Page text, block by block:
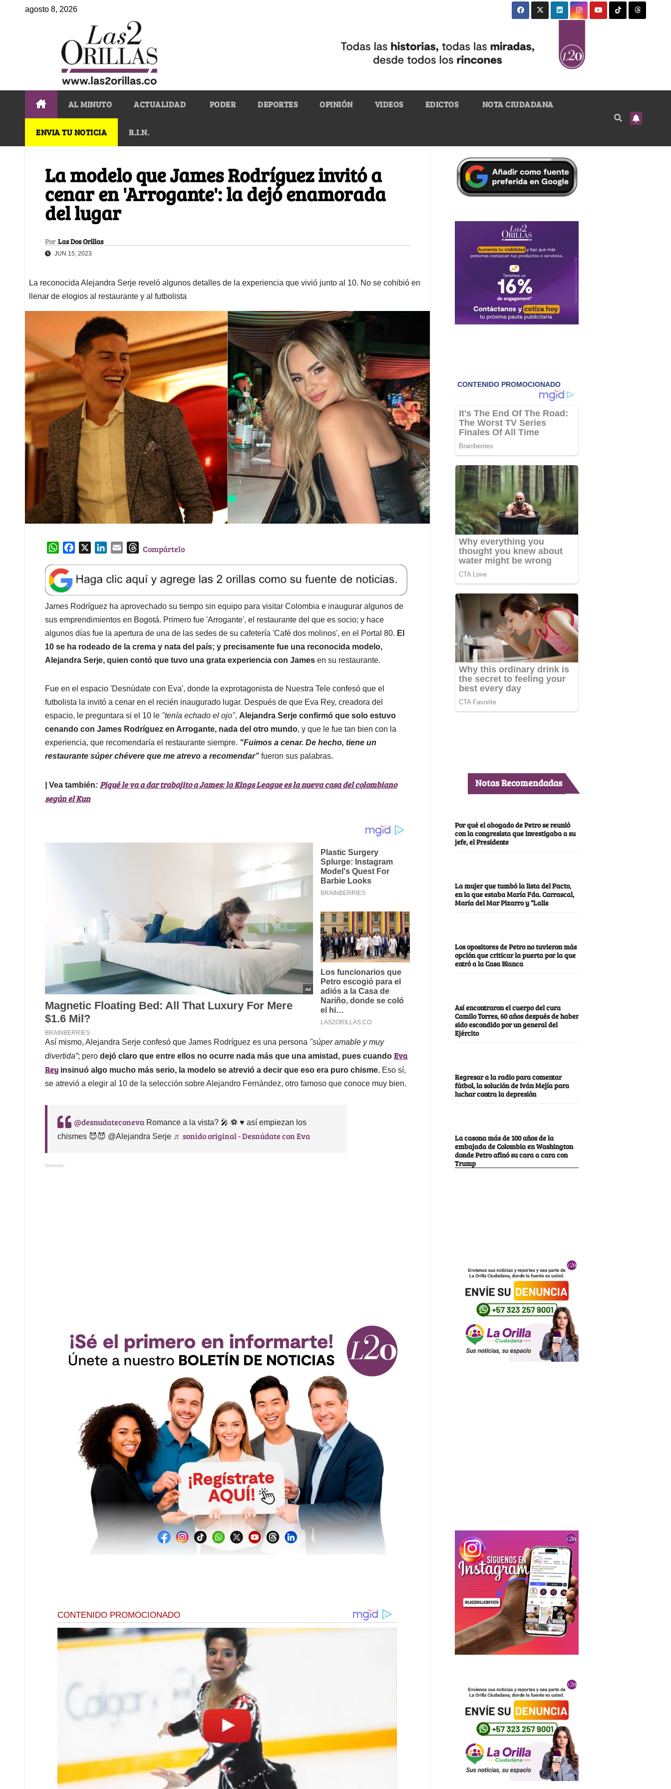
agosto 8, 2026
AL MINUTO ACTUALIDAD PODER DEPORTES OPINIÓN VIDEOS EDICTOS NOTA CIUDADANA
ENVIA TU NOTICIA R.I.N.
La modelo que James Rodríguez invitó a
cenar en 'Arrogante': la dejó enamorada
del lugar
Por Las Dos Orillas
JUN 15, 2023
La reconocida Alejandra Serje reveló algunos detalles de la experiencia que vivió junto al 10. No se cohibió en
llenar de elogios al restaurante y al futbolista
W
a
t
s
A
p
p
e
b
o
o
k
k
e
d
I
n
l
T
e
a
d
s
Compártelo
James Rodríguez ha aprovechado su tiempo sin equipo para visitar Colombia e inaugurar algunos de
sus emprendimientos en Bogotá. Primero fue 'Arrogante', el restaurante del que es socio; y hace
algunos días fue la apertura de una de las sedes de su cafetería 'Café dos molinos', en el Portal 80. El
10 se ha rodeado de la crema y nata del país; y precisamente fue una reconocida modelo,
Alejandra Serje, quien contó que tuvo una grata experiencia con James en su restaurante.
Fue en el espacio 'Desnúdate con Eva', donde la exprotagonista de Nuestra Tele confesó que el
futbolista la invitó a cenar en el recién inaugurado lugar. Después de que Eva Rey, creadora del
espacio, le preguntara si el 10 le "tenía echado el ojo", Alejandra Serje confirmó que solo estuvo
cenando con James Rodríguez en Arrogante, nada del otro mundo, y que le fue tan bien con la
experiencia, que recomendaría el restaurante siempre. "Fuimos a cenar. De hecho, tiene un
restaurante súper chévere que me atrevo a recomendar” fueron sus palabras.
Vea también: Piqué le va a dar trabajito a James: la Kings League es la nueva casa del colombiano
según el Kun
Así mismo, Alejandra Serje confesó que James Rodríguez es una persona "súper amable y muy
divertida”; pero dejó claro que entre ellos no ocurre nada más que una amistad, pues cuando Eva
Rey insinuó algo mucho más serio, la modelo se atrevió a decir que eso era puro chisme. Eso sí,
se atrevió a elegir al 10 de la selección sobre Alejandro Fernández, otro famoso que conoce muy bien.
@desnudateconeva Romance a la vista? 🎤 ⚽️ ♥️ así empiezan los
chismes 😈😈 @Alejandra Serje ♬ sonido original - Desnúdate con Eva
Anuncios.
Notas Recomendadas
Por qué el abogado de Petro se reunió
con la congresista que investigaba a su
jefe, el Presidente
La mujer que tumbó la lista del Pacto,
en la que estaba María Fda. Carrascal,
María del Mar Pizarro y “Lalis
Los opositores de Petro no tuvieron más
opción que criticar la puerta por la que
entró a la Casa Blanca
Así encontraron el cuerpo del cura
Camilo Torres, 60 años después de haber
sido escondido por un general del
Ejército
Regresar a la radio para comentar
fútbol, la solución de Iván Mejía para
luchar contra la depresión
La casona más de 100 años de la
embajada de Colombia en Washington
donde Petro afinó su cara a cara con
Trump